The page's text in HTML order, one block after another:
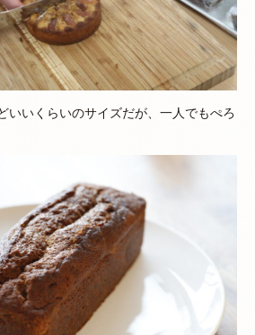
いいくらいのサイズだが、一人でもぺろ